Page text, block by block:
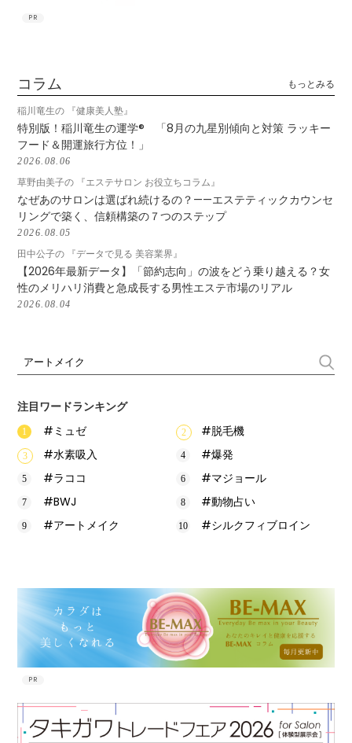
PR
コラム もっとみる
稲川竜生の 『健康美人塾』
特別版！稲川竜生の運学® 「8月の九星別傾向と対策 ラッキー
フード＆開運旅行方位！」
2026.08.06
草野由美子の 『エステサロン お役立ちコラム』
なぜあのサロンは選ばれ続けるの？——エステティックカウンセ
リングで築く、信頼構築の７つのステップ
2026.08.05
田中公子の 『データで見る 美容業界』
【2026年最新データ】「節約志向」の波をどう乗り越える？女
性のメリハリ消費と急成長する男性エステ市場のリアル
2026.08.04
注目ワードランキング
#ミュゼ
#脱毛機
#水素吸入
#爆発
#ラココ
#マジョール
#BWJ
#動物占い
#アートメイク
#シルクフィブロイン
PR